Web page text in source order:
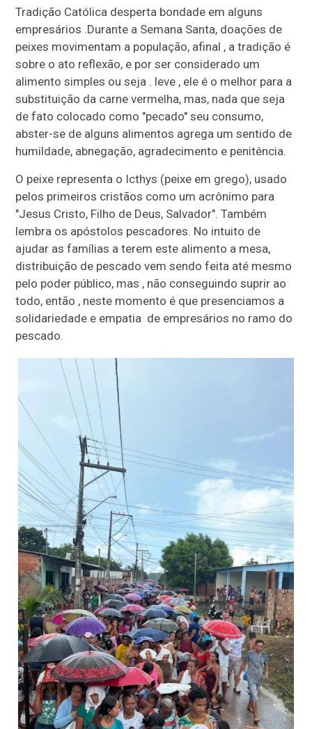
Tradição Católica desperta bondade em alguns
empresários .Durante a Semana Santa, doações de
peixes movimentam a população, afinal , a tradição é
sobre o ato reflexão, e por ser considerado um
alimento simples ou seja . leve , ele é o melhor para a
substituição da carne vermelha, mas, nada que seja
de fato colocado como "pecado" seu consumo,
abster-se de alguns alimentos agrega um sentido de
humildade, abnegação, agradecimento e penitência.
O peixe representa o Icthys (peixe em grego), usado
pelos primeiros cristãos como um acrônimo para
"Jesus Cristo, Filho de Deus, Salvador". Também
lembra os apóstolos pescadores. No intuito de
ajudar as famílias a terem este alimento a mesa,
distribuição de pescado vem sendo feita até mesmo
pelo poder público, mas , não conseguindo suprir ao
todo, então , neste momento é que presenciamos a
solidariedade e empatia de empresários no ramo do
pescado.